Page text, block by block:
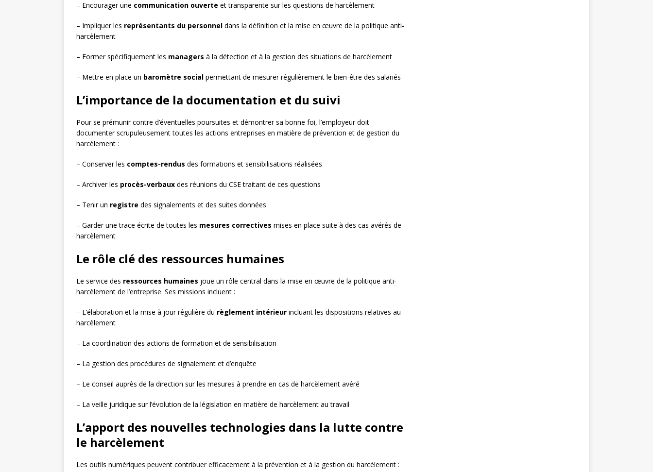
– Encourager une communication ouverte et transparente sur les questions de harcèlement
– Impliquer les représentants du personnel dans la définition et la mise en œuvre de la politique anti-
harcèlement
– Former spécifiquement les managers à la détection et à la gestion des situations de harcèlement
– Mettre en place un baromètre social permettant de mesurer régulièrement le bien-être des salariés
L’importance de la documentation et du suivi
Pour se prémunir contre d’éventuelles poursuites et démontrer sa bonne foi, l’employeur doit
documenter scrupuleusement toutes les actions entreprises en matière de prévention et de gestion du
harcèlement :
– Conserver les comptes-rendus des formations et sensibilisations réalisées
– Archiver les procès-verbaux des réunions du CSE traitant de ces questions
– Tenir un registre des signalements et des suites données
– Garder une trace écrite de toutes les mesures correctives mises en place suite à des cas avérés de
harcèlement
Le rôle clé des ressources humaines
Le service des ressources humaines joue un rôle central dans la mise en œuvre de la politique anti-
harcèlement de l’entreprise. Ses missions incluent :
– L’élaboration et la mise à jour régulière du règlement intérieur incluant les dispositions relatives au
harcèlement
– La coordination des actions de formation et de sensibilisation
– La gestion des procédures de signalement et d’enquête
– Le conseil auprès de la direction sur les mesures à prendre en cas de harcèlement avéré
– La veille juridique sur l’évolution de la législation en matière de harcèlement au travail
L’apport des nouvelles technologies dans la lutte contre
le harcèlement
Les outils numériques peuvent contribuer efficacement à la prévention et à la gestion du harcèlement :